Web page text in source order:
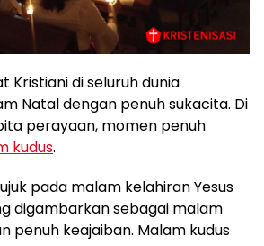
Kristiani di seluruh dunia
Natal dengan penuh sukacita. Di
perayaan, momen penuh
kudus.
pada malam kelahiran Yesus
digambarkan sebagai malam
penuh keajaiban. Malam kudus